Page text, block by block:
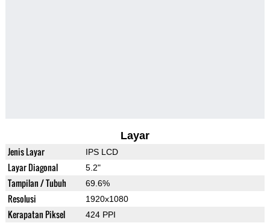
Layar
Jenis Layar IPS LCD
Layar Diagonal 5.2"
Tampilan / Tubuh 69.6%
Resolusi 1920x1080
Kerapatan Piksel 424 PPI